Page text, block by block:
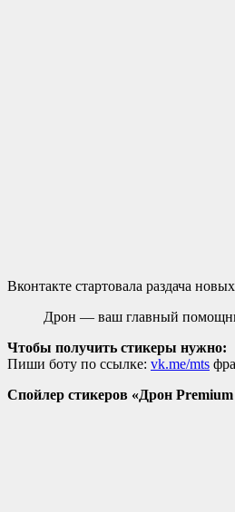
Вконтакте стартовала раздача
Дрон — ваш главный
Чтобы получить стикеры нужно:
Пиши боту по ссылке: vk.me/mts
Спойлер стикеров «Дрон